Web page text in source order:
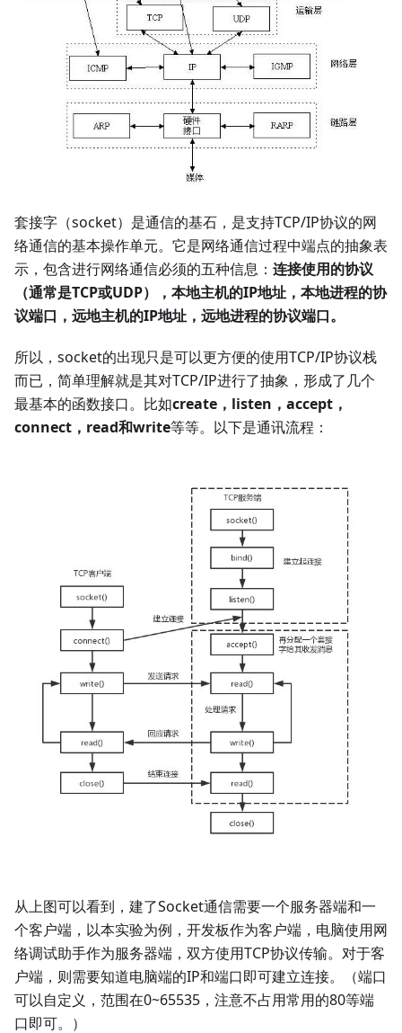
套接字（socket）是通信的基石，是支持TCP/IP协议的网
络通信的基本操作单元。它是网络通信过程中端点的抽象表
示，包含进行网络通信必须的五种信息： 连接使用的协议
（通常是TCP或UDP），本地主机的IP地址，本地进程的协
议端口，远地主机的IP地址，远地进程的协议端口。
所以，socket的出现只是可以更方便的使用TCP/IP协议栈
而已，简单理解就是其对TCP/IP进行了抽象，形成了几个
最基本的函数接口。比如create，listen，accept，
connect，read和write等等。以下是通讯流程：
从上图可以看到，建了Socket通信需要一个服务器端和一
个客户端，以本实验为例，开发板作为客户端，电脑使用网
络调试助手作为服务器端，双方使用TCP协议传输。对于客
户端，则需要知道电脑端的IP和端口即可建立连接。（端口
可以自定义，范围在0~65535，注意不占用常用的80等端
口即可。）